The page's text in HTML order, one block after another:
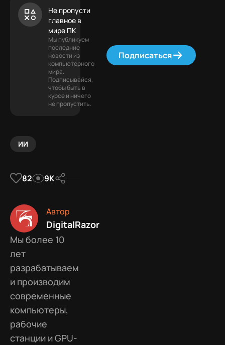
Не пропусти
главное в
мире ПК
Мы публикуем
последние
новости из
компьютерного
мира.
Подписывайся,
чтобы быть в
курсе и ничего
не пропустить.
Подписаться
ИИ
82 9К
Автор
DigitalRazor
Мы более 10
лет
разрабатываем
и производим
современные
компьютеры,
рабочие
станции и GPU-